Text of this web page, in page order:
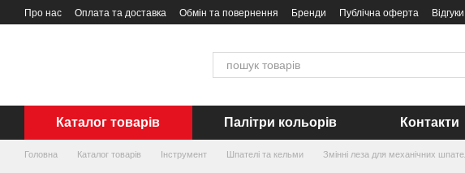
Перейти до основного контенту
Про нас Оплата та доставка Обмін та повернення Бренди Публічна оферта
Каталог товарів Палітри кольорів Контакти
Головна Каталог товарів Інструмент Шпателі та кельми Змінні леза для механічних